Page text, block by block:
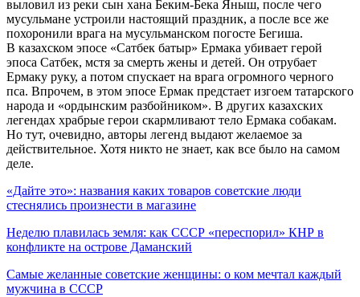
выловил из реки сын хана Беким-Бека Яныш, после чего
мусульмане устроили настоящий праздник, а после все же
похоронили врага на мусульманском погосте Бегиша.
В казахском эпосе «Сатбек батыр» Ермака убивает герой
эпоса Сатбек, мстя за смерть жены и детей. Он отрубает
Ермаку руку, а потом спускает на врага огромного черного
пса. Впрочем, в этом эпосе Ермак предстает изгоем татарского
народа и «ордынским разбойником». В других казахских
легендах храбрые герои скармливают тело Ермака собакам.
Но тут, очевидно, авторы легенд выдают желаемое за
действительное. Хотя никто не знает, как все было на самом
деле.
«Дайте это»: названия каких товаров советские люди
стеснялись произнести в магазине
Неделю плавилась земля: как СССР «переспорил» КНР в
конфликте на острове Даманский
Самые желанные советские женщины: о ком мечтал каждый
мужчина в СССР